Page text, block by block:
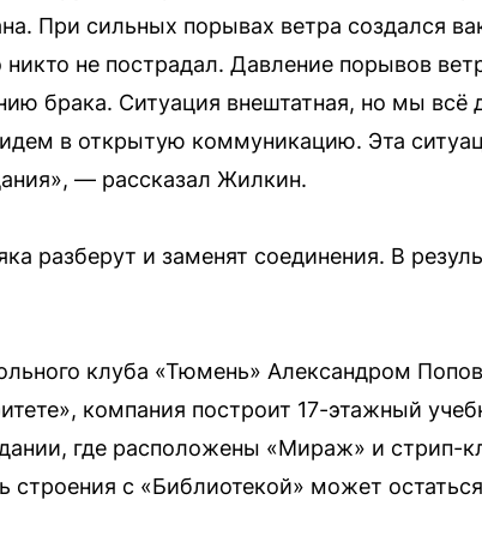
При сильных порывах ветра создался
не пострадал. Давление порывов
брака. Ситуация внештатная, но мы
в открытую коммуникацию. Эта
— рассказал Жилкин.
разберут и заменят соединения. В
клуба «Тюмень» Александром
компания построит 17-этажный
где расположены «Мираж» и стрип-
строения с «Библиотекой» может